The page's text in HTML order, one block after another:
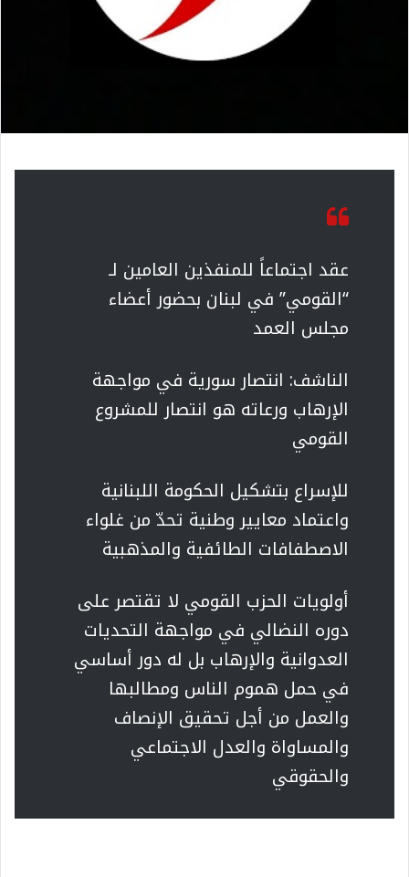
عقد اجتماعاً للمنفذين العامين لـ
“القومي” في لبنان بحضور أعضاء
مجلس العمد
الناشف: انتصار سورية في مواجهة
الإرهاب ورعاته هو انتصار للمشروع
القومي
للإسراع بتشكيل الحكومة اللبنانية
واعتماد معايير وطنية تحدّ من غلواء
الاصطفافات الطائفية والمذهبية
أولويات الحزب القومي لا تقتصر على
دوره النضالي في مواجهة التحديات
العدوانية والإرهاب بل له دور أساسي
في حمل هموم الناس ومطالبها
والعمل من أجل تحقيق الإنصاف
والمساواة والعدل الاجتماعي
والحقوقي